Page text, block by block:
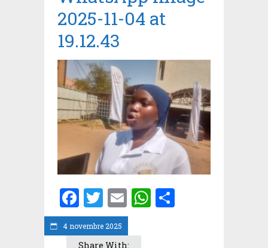
4 novembre 2025
2025-11-04 at
19.12.43
Facebook
Twitter
EmailWhatsApp
Share With: